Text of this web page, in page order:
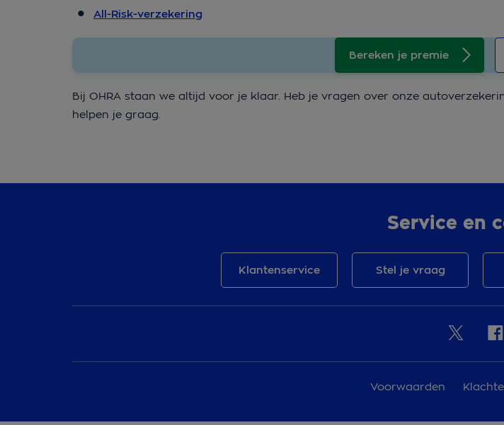
All-Risk-verzekering
Bereken je premie
Bij OHRA staan we altijd voor je klaar. Heb je vragen over onze
helpen je graag.
Service en
Klantenservice Stel je vraag
Voorwaarden